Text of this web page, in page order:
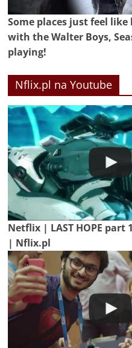
Some places just feel like
with the Walter Boys,
playing!
Nflix.pl na Youtube
Netflix | LAST HOPE
| Nflix.pl